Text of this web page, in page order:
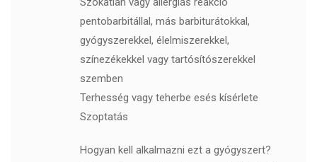
pentobarbitállal, más barbiturátokkal,
gyógyszerekkel, élelmiszerekkel,
színezékekkel vagy tartósítószerekkel
szemben
Terhesség vagy teherbe esés kísérlete
Szoptatás
Hogyan kell alkalmazni ezt a gyógyszert?